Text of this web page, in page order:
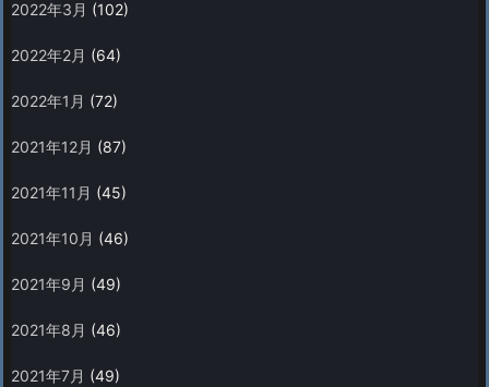
2022年3月 (102)
2022年2月 (64)
2022年1月 (72)
2021年12月 (87)
2021年11月 (45)
2021年10月 (46)
2021年9月 (49)
2021年8月 (46)
2021年7月 (49)